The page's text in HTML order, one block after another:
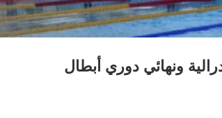
ونهائي دوري أبطال